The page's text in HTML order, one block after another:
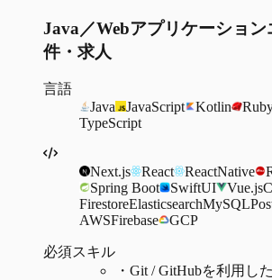
Java／Webアプリケーショ
件・求人
言語
Java
JavaScript Kotlin
TypeScript
Next.js React ReactNative
Spring Boot
SwiftUI Vue.js
FirestoreElasticsearchMySQL
AWSFirebase GCP
必須スキル
・ Git / GitHubを利用し